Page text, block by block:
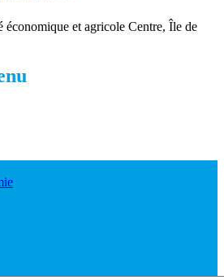
économique et agricole Centre, Île de